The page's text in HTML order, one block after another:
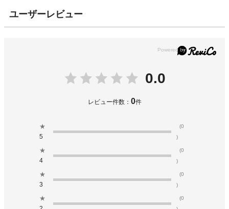
ユーザーレビュー
0.0
レビュー件数： 0件
★
5
(0
)
★
4
(0
)
★
3
(0
)
★
(0